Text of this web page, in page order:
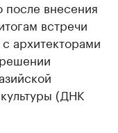
после внесения
встречи
архитекторами
(ДНК